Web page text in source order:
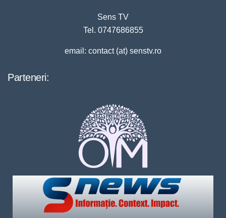
Sens TV
Tel. 0747686855
email: contact (at) senstv.ro
Parteneri: